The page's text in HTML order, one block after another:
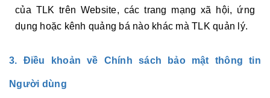
của TLK trên Website, các trang mạng xã hội, ứng
dụng hoặc kênh quảng bá nào khác mà TLK quản lý.
3. Điều khoản về Chính sách bảo mật thông tin
Người dùng